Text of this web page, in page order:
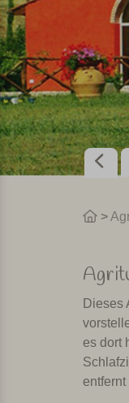
>
Dieses
es dort